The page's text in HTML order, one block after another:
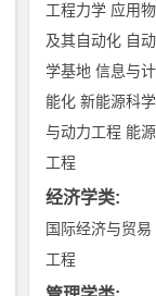
工程力学 应用
及其自动化 自
学基地 信息与
能化 新能源科
与动力工程 能
工程
经济学类:
国际经济与贸易
工程